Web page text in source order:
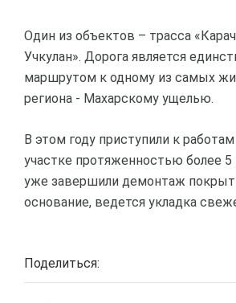
Один из объектов – трасса
Учкулан». Дорога является
маршрутом к одному из самых
региона - Махарскому ущелью.
В этом году приступили к
участке протяженностью более 5
уже завершили демонтаж
основание, ведется укладка
Поделиться: